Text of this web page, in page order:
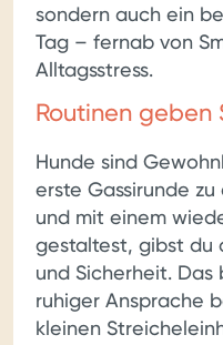
sondern auch ein
Tag – fernab von
Alltagsstress.
Routinen geben
Hunde sind
erste Gassirunde
und mit einem
gestaltest, gibst du
und Sicherheit.
ruhiger Ansprache
kleinen